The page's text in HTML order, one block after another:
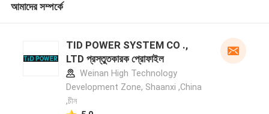
আমাদের সম্পর্কে
TID POWER SYSTEM CO .,
LTD প্রস্তুতকারক প্রোফাইল
Weinan High Technology
Development Zone, Shaanxi ,China
,চীন